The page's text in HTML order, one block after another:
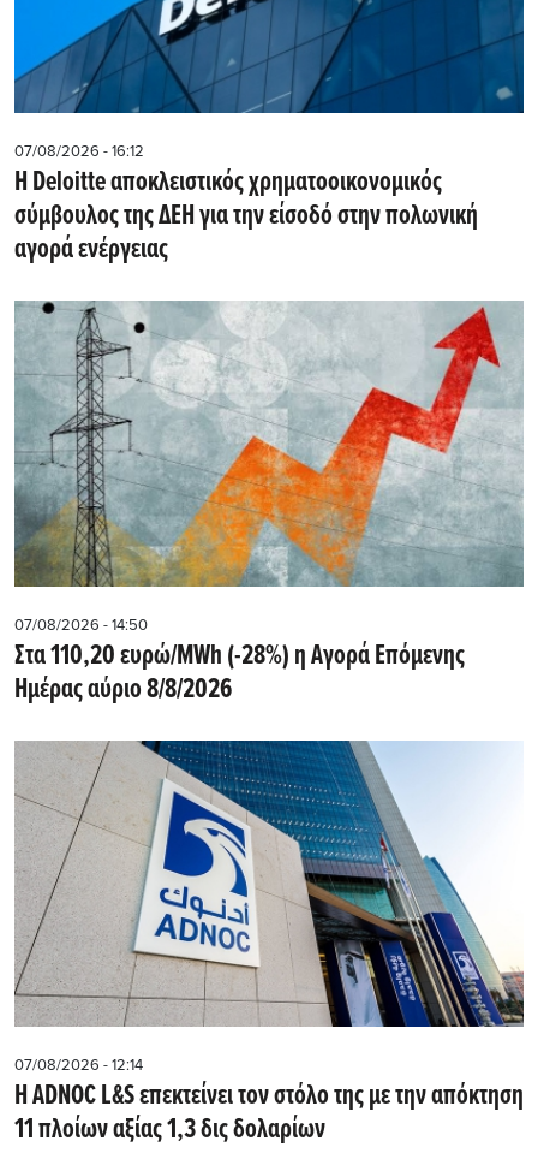
07/08/2026 - 16:12
Η Deloitte αποκλειστικός χρηματοοικονομικός
σύμβουλος της ΔΕΗ για την είσοδό στην πολωνική
αγορά ενέργειας
07/08/2026 - 14:50
Στα 110,20 ευρώ/MWh (-28%) η Αγορά Επόμενης
Ημέρας αύριο 8/8/2026
07/08/2026 - 12:14
Η ADNOC L&S επεκτείνει τον στόλο της με την απόκτηση
11 πλοίων αξίας 1,3 δις δολαρίων